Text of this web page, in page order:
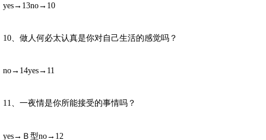
yes→13no→10
10、做人何必太认真是你对自己生活的感觉吗？
no→14yes→11
11、一夜情是你所能接受的事情吗？
yes→Ｂ型no→12